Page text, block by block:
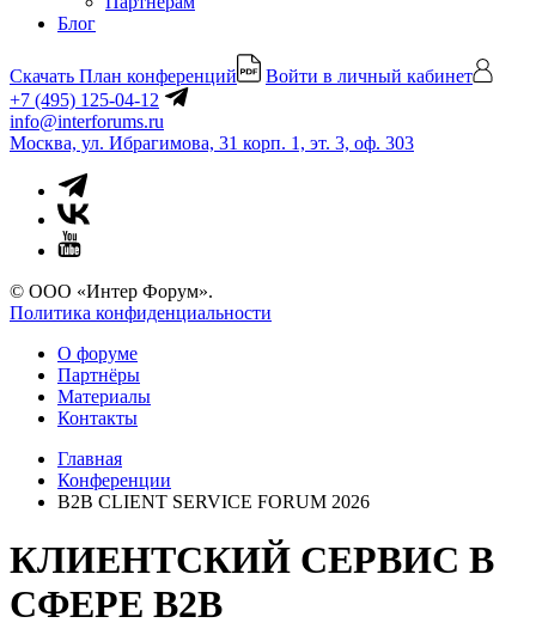
Блог
Скачать План конференций
Войти в личный кабинет
+7 (495) 125-04-12
info@interforums.ru
Москва, ул. Ибрагимова, 31 корп. 1, эт. 3, оф. 303
© ООО «Интер Форум».
Политика конфиденциальности
О форуме
Партнёры
Материалы
Контакты
Главная
Конференции
B2B CLIENT SERVICE FORUM 2026
КЛИЕНТСКИЙ СЕРВИС В
СФЕРЕ B2B